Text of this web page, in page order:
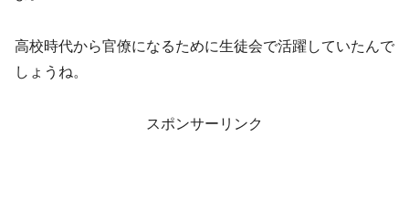
高校時代から官僚になるために生徒会で活躍していたんで
しょうね。
スポンサーリンク